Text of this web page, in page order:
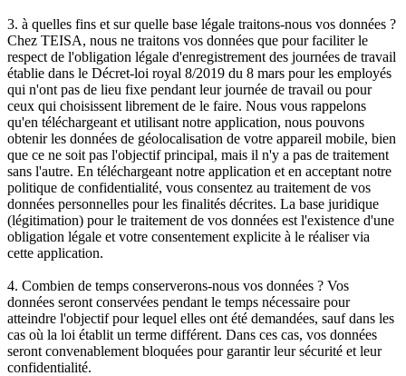
3. à quelles fins et sur quelle base légale traitons-nous vos données ?
Chez TEISA, nous ne traitons vos données que pour faciliter le
respect de l'obligation légale d'enregistrement des journées de travail
établie dans le Décret-loi royal 8/2019 du 8 mars pour les employés
qui n'ont pas de lieu fixe pendant leur journée de travail ou pour
ceux qui choisissent librement de le faire. Nous vous rappelons
qu'en téléchargeant et utilisant notre application, nous pouvons
obtenir les données de géolocalisation de votre appareil mobile, bien
que ce ne soit pas l'objectif principal, mais il n'y a pas de traitement
sans l'autre. En téléchargeant notre application et en acceptant notre
politique de confidentialité, vous consentez au traitement de vos
données personnelles pour les finalités décrites. La base juridique
(légitimation) pour le traitement de vos données est l'existence d'une
obligation légale et votre consentement explicite à le réaliser via
cette application.
4. Combien de temps conserverons-nous vos données ? Vos
données seront conservées pendant le temps nécessaire pour
atteindre l'objectif pour lequel elles ont été demandées, sauf dans les
cas où la loi établit un terme différent. Dans ces cas, vos données
seront convenablement bloquées pour garantir leur sécurité et leur
confidentialité.